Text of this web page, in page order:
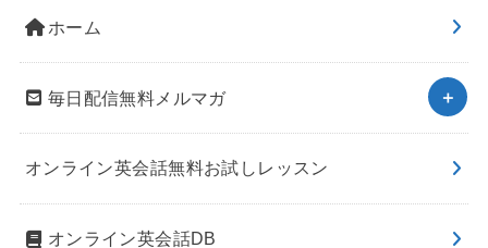
ホーム
毎日配信無料メルマガ
オンライン英会話無料お試しレッスン
オンライン英会話DB